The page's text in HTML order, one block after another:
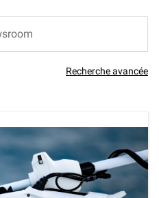
Recherche avancée